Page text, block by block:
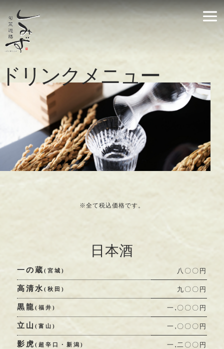
ドリンクメニュー
※全て税込価格です。
日本酒
一の蔵 (宮城) 八〇〇円
高清水 (秋田) 九〇〇円
黒龍 (福井) 一,〇〇〇円
立山 (富山) 一,〇〇〇円
影虎 (超辛口・新潟) 一,二〇〇円